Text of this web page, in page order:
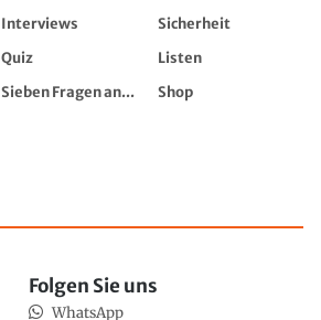
Interviews
Sicherheit
Quiz
Listen
Sieben Fragen an...
Shop
Folgen Sie uns
WhatsApp